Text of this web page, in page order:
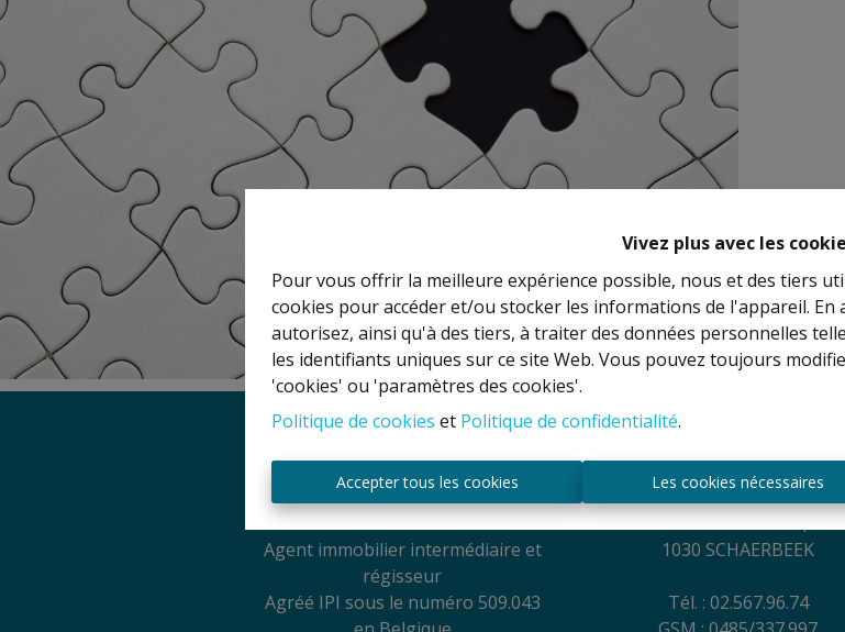
Vivez plus avec les
Pour vous offrir la meilleure expérience possible, nous et des tiers
cookies pour accéder et/ou stocker les informations de l'appareil. En
autorisez, ainsi qu'à des tiers, à traiter des données personnelles
les identifiants uniques sur ce site Web. Vous pouvez toujours
'cookies' ou 'paramètres des cookies'.
Politique de cookies et Politique de confidentialité.
Accepter tous les cookies Les cookies nécessaires
Mentions légales
Titulaire IPI: David GUNEL
Agent immobilier intermédiaire et
régisseur
Agréé IPI sous le numéro 509.043
Contact
Rue Anatole France, 44
1030 SCHAERBEEK
Tél. : 02.567.96.74